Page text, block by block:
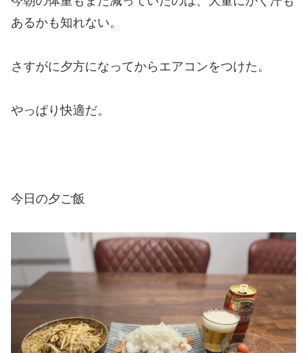
あるかも知れない。
さすがに夕方になってからエアコンをつけた。
やっぱり快適だ。
今日の夕ご飯